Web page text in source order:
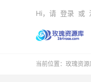
Hi，请 登录 或
当前位置： 玫瑰资源